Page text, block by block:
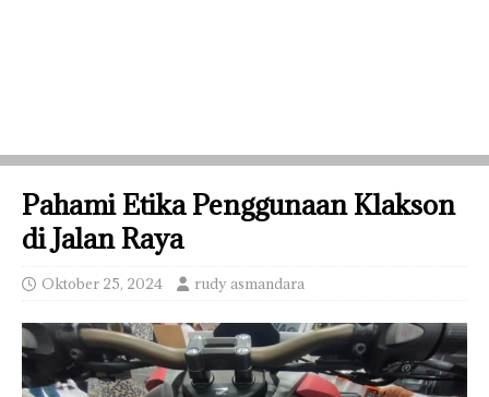
Pahami Etika Penggunaan Klakson
di Jalan Raya
Oktober 25, 2024 rudy asmandara